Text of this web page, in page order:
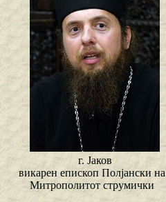
г. Јаков
викарен епископ Полјански на
Митрополитот струмички